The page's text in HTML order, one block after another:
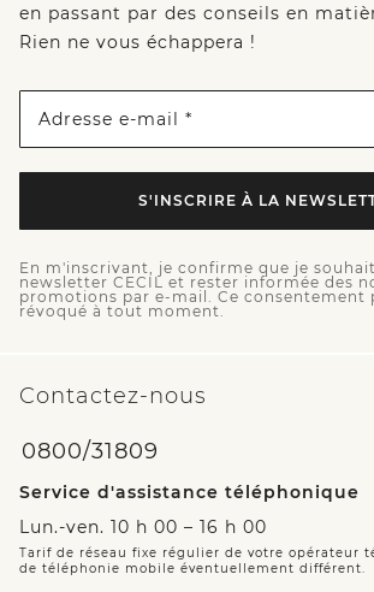
en passant par des conseils en
Rien ne vous échappera !
Adresse e-mail *
S'INSCRIRE À LA
En m'inscrivant, je confirme que je
newsletter CECIL et rester informée des
promotions par e-mail. Ce consentement
révoqué à tout moment.
Contactez-nous
0800/31809
Service d'assistance téléphonique
Lun.-ven. 10 h 00 – 16 h 00
Tarif de réseau fixe régulier de votre opérateur
de téléphonie mobile éventuellement différent.